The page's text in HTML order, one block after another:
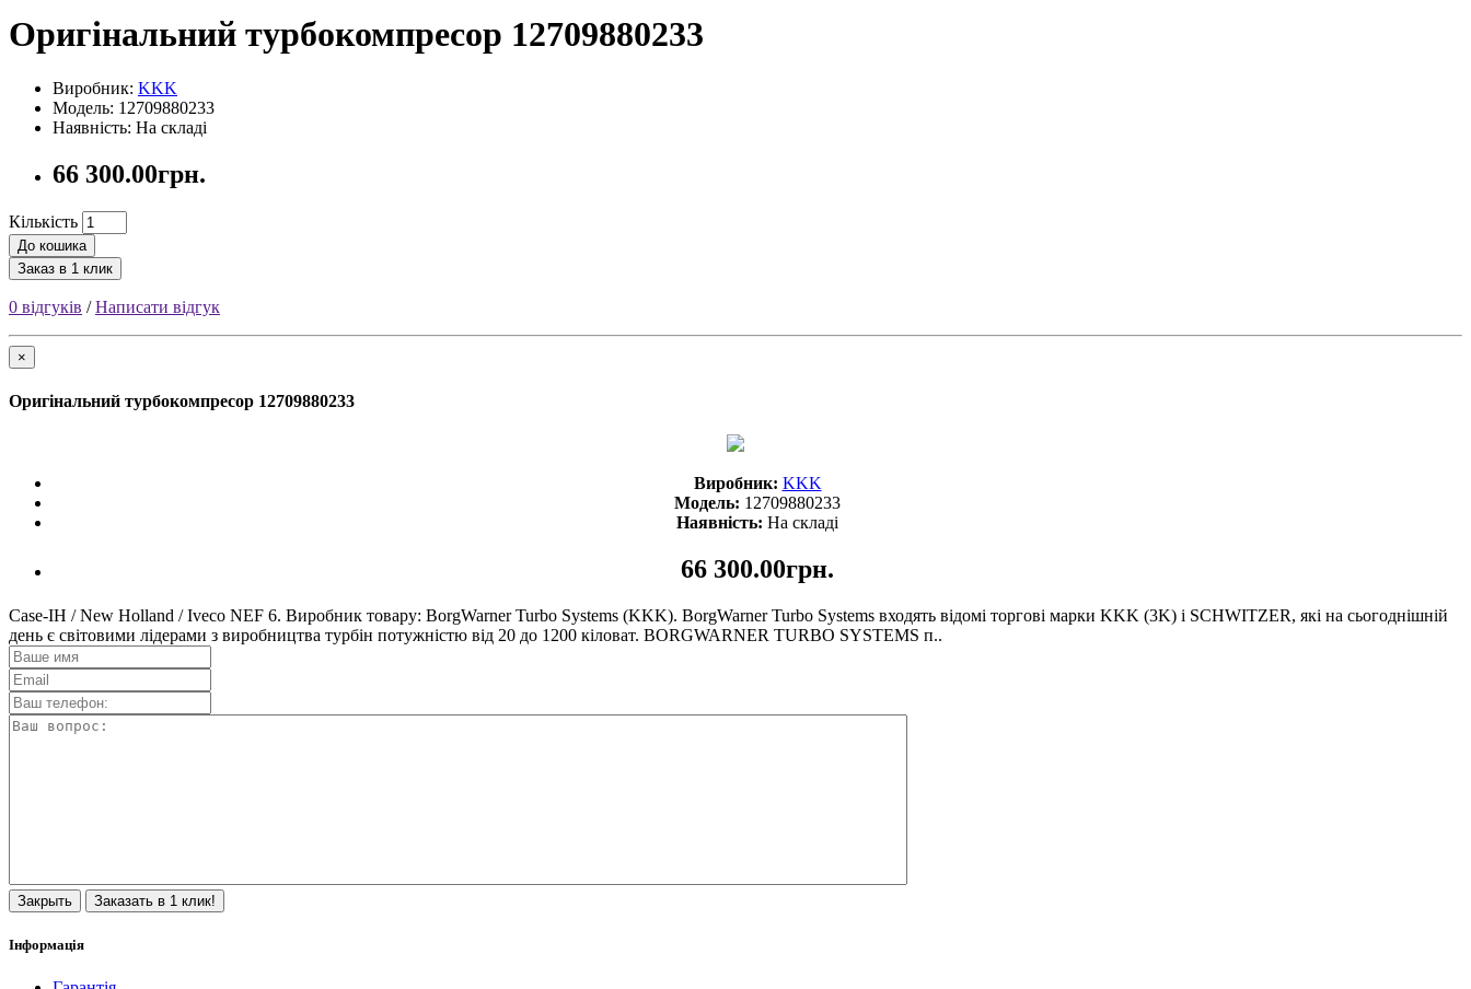
Оригінальний турбокомпресор 12709880233
Виробник: KKK
Модель: 12709880233
Наявність: На складі
66 300.00грн.
Кількість
До кошика
Заказ в 1 клик
0 відгуків /Написати відгук
×
Оригінальний турбокомпресор 12709880233
Виробник: KKK
Модель: 12709880233
Наявність: На складі
66 300.00грн.
Case-IH / New Holland / Iveco NEF 6. Виробник товару: BorgWarner Turbo Systems (KKK). BorgWarner Turbo Systems входять відомі торгові марки KKK (3K) і SCHWITZER, які на сьогоднішній
день є світовими лідерами з виробництва турбін потужністю від 20 до 1200 кіловат. BORGWARNER TURBO SYSTEMS п..
Закрыть Заказать в 1 клик!
Інформація